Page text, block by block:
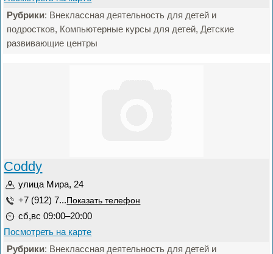
Рубрики: Внеклассная деятельность для детей и
подростков, Компьютерные курсы для детей, Детские
развивающие центры
Coddy
улица Мира, 24
+7 (912) 7... Показать телефон
сб,вс 09:00–20:00
Посмотреть на карте
Рубрики: Внеклассная деятельность для детей и